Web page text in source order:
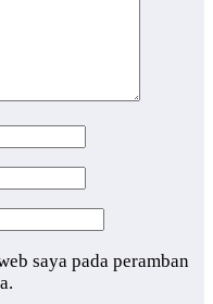
saya pada peramban